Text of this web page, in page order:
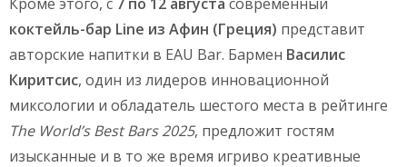
коктейль-бар Line из Афин (Греция) представит
авторские напитки в EAU Bar. Бармен Василис
Киритсис, один из лидеров инновационной
миксологии и обладатель шестого места в рейтинге
The World’s Best Bars 2025, предложит гостям
изысканные и в то же время игриво креативные